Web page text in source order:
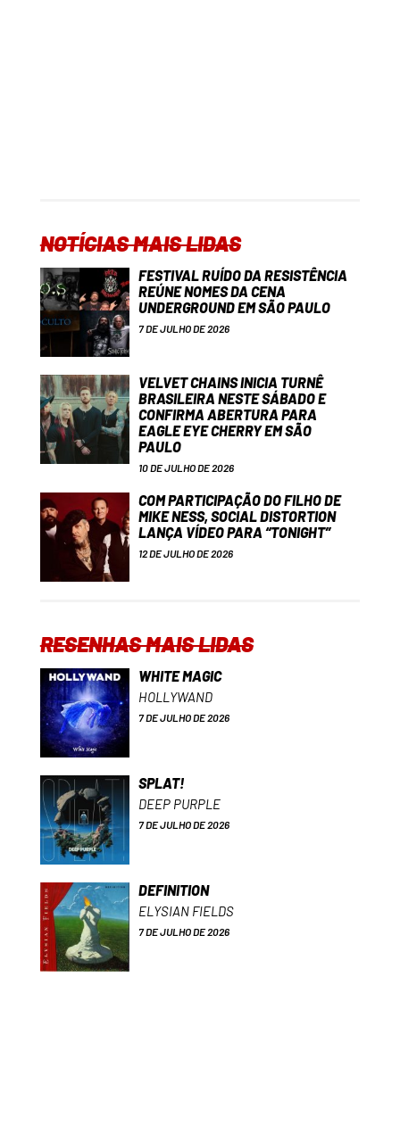
NOTÍCIAS MAIS LIDAS
FESTIVAL RUÍDO DA RESISTÊNCIA
REÚNE NOMES DA CENA
UNDERGROUND EM SÃO PAULO
7 DE JULHO DE 2026
VELVET CHAINS INICIA TURNÊ
BRASILEIRA NESTE SÁBADO E
CONFIRMA ABERTURA PARA
EAGLE EYE CHERRY EM SÃO
PAULO
10 DE JULHO DE 2026
COM PARTICIPAÇÃO DO FILHO DE
MIKE NESS, SOCIAL DISTORTION
LANÇA VÍDEO PARA “TONIGHT”
12 DE JULHO DE 2026
RESENHAS MAIS LIDAS
WHITE MAGIC
HOLLYWAND
7 DE JULHO DE 2026
SPLAT!
DEEP PURPLE
7 DE JULHO DE 2026
DEFINITION
ELYSIAN FIELDS
7 DE JULHO DE 2026